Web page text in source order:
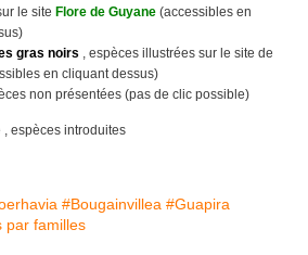
le site Flore de Guyane (accessibles en
gras noirs , espèces illustrées sur le site de
en cliquant dessus)
non présentées (pas de clic possible)
espèces introduites
#Bougainvillea #Guapira
par familles